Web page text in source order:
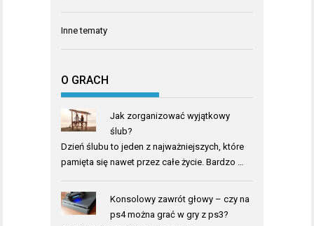
Inne tematy
O GRACH
Jak zorganizować wyjątkowy
ślub?
Dzień ślubu to jeden z najważniejszych, które
pamięta się nawet przez całe życie. Bardzo …
Konsolowy zawrót głowy – czy na
ps4 można grać w gry z ps3?